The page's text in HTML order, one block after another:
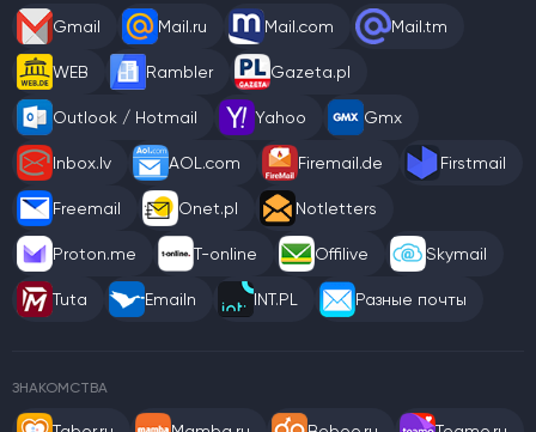
Gmail Mail.ru Mail.com Mail.tm
WEB Rambler Gazeta.pl
Outlook / Hotmail Yahoo Gmx
Inbox.lv AOL.com Firemail.de Firstmail
Freemail Onet.pl Notletters
Proton.me T-online Offilive Skymail
Tuta Emailn INT.PL Разные почты
ЗНАКОМСТВА